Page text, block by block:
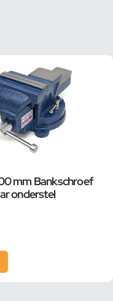
mm Bankschroef
onderstel